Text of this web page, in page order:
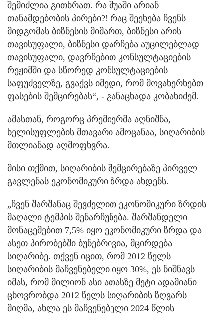
შემიძლია გითხრათ. რა შუაში არიან
თანამდებობის პირები?! რაც შეეხება ჩვენს
მიდგომას ბიზნესის მიმართ, ბიზნესი არის
თავისუფალი, ბიზნესი დარჩება აუცილებლად
თავისუფალი, დავრჩებით კონსულტაციების
რეჟიმში და სწორედ კონსულტაციების
საფუძველზე, გვაქვს იმედი, რომ მოვახერხებთ
ფასების შემცირებას“, - განაცხადა კობახიძემ.
ამასთან, როგორც პრემიერმა აღნიშნა,
ხელისუფლების მთავარი ამოცანაა, სიღარიბის
მთლიანად აღმოფხვრა.
მისი თქმით, სიღარიბის შემცირებაზე პირველ
გავლენას ეკონომიკური ზრდა ახდენს.
„ჩვენ შარშანაც შევძელით ეკონომიკური ზრდის
მაღალი ტემპის შენარჩუნება. შარშანდელი
მონაცემებით 7,5% იყო ეკონომიკური ზრდა და
ასეთ პირობებში ბუნებრივია, მცირდება
სიღარიბე. თქვენ იცით, რომ 2012 წელს
სიღარიბის მაჩვენებელი იყო 30%, ეს ნიშნავს
იმას, რომ მილიონ ასი ათასზე მეტი ადამიანი
ცხოვრობდა 2012 წელს სიღარიბის ზღვარს
მიღმა, ახლა ეს მაჩვენებელი 2024 წლის